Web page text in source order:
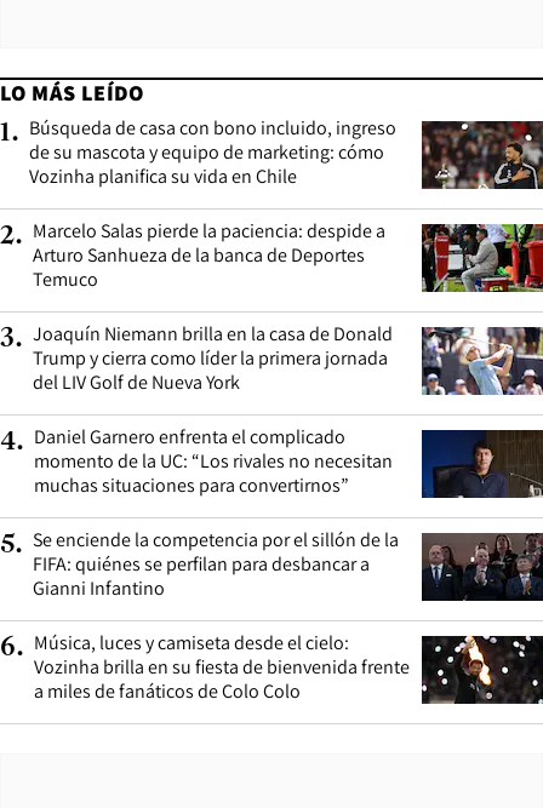
LO MÁS LEÍDO
1. Búsqueda de casa con bono incluido, ingreso
de su mascota y equipo de marketing: cómo
Vozinha planifica su vida en Chile
2. Marcelo Salas pierde la paciencia: despide a
Arturo Sanhueza de la banca de Deportes
Temuco
3. Joaquín Niemann brilla en la casa de Donald
Trump y cierra como líder la primera jornada
del LIV Golf de Nueva York
4. Daniel Garnero enfrenta el complicado
momento de la UC: “Los rivales no necesitan
muchas situaciones para convertirnos”
5. Se enciende la competencia por el sillón de la
FIFA: quiénes se perfilan para desbancar a
Gianni Infantino
6. Música, luces y camiseta desde el cielo:
Vozinha brilla en su fiesta de bienvenida frente
a miles de fanáticos de Colo Colo